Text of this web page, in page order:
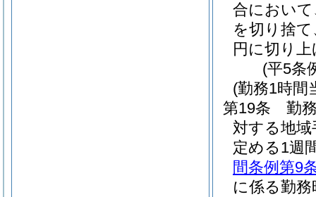
合におい
を切り捨
円に切り
(平5条
(勤務1時間
第19条
勤
対する地
定める1週
間条例第9
に係る勤